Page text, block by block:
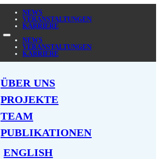
NEWS
VERANSTALTUNGEN
KARRIERE
NEWS
VERANSTALTUNGEN
KARRIERE
ÜBER UNS
PROJEKTE
TEAM
PUBLIKATIONEN
ENGLISH